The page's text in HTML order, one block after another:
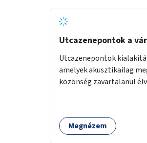
akadálymentesítés). Az
koncepcióterv-szintű
a zöldutakon való
Utcazenepontok a
Utcazenepontok
amelyek akusztikailag
közönség zavartalanul
Megnézem